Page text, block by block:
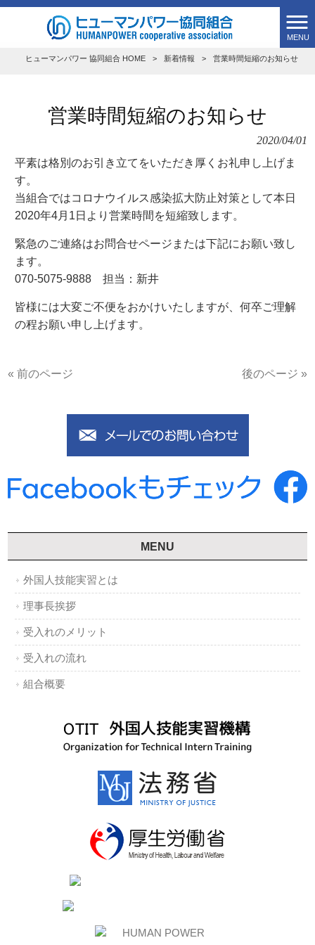
MENU
ヒューマンパワー 協同組合 HOME > 新着情報 > 営業時間短縮のお知らせ
営業時間短縮のお知らせ
2020/04/01
平素は格別のお引き立てをいただき厚くお礼申し上げま
す。
当組合ではコロナウイルス感染拡大防止対策として本日
2020年4月1日より営業時間を短縮致します。
緊急のご連絡はお問合せページまたは下記にお願い致し
ます。
070-5075-9888 担当：新井
皆様には大変ご不便をおかけいたしますが、何卒ご理解
の程お願い申し上げます。
« 前のページ 後のページ »
MENU
外国人技能実習とは
理事長挨拶
受入れのメリット
受入れの流れ
組合概要